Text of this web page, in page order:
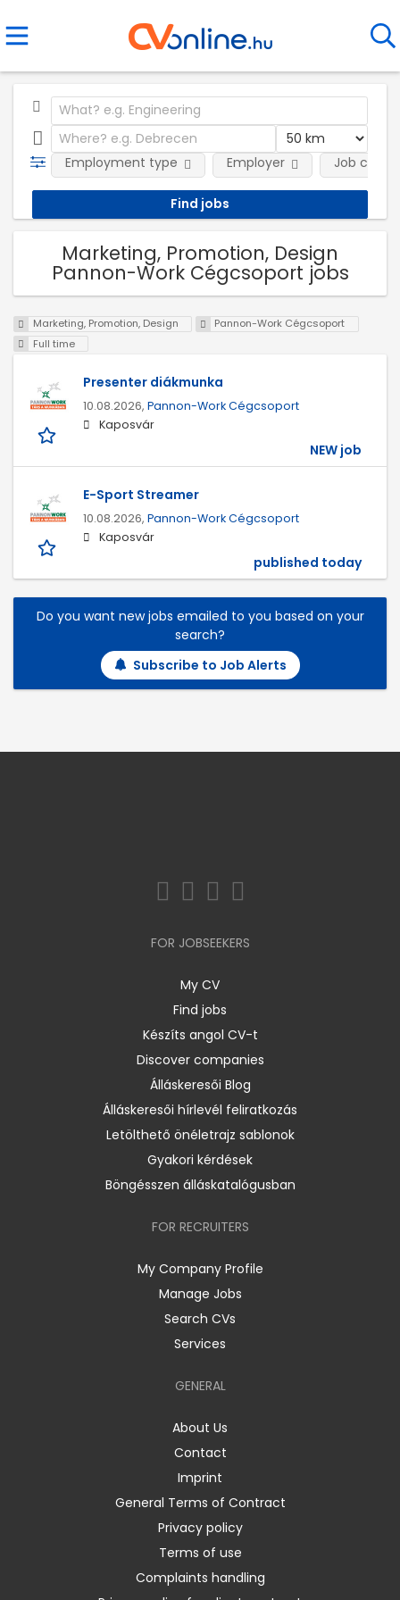
Employment type Employer Job
Marketing, Promotion, Design
Pannon-Work Cégcsoport jobs
Marketing, Promotion, Design
Pannon-Work Cégcsoport
Full time
Presenter diákmunka
10.08.2026, Pannon-Work Cégcsoport
Kaposvár
NEW job
E-Sport Streamer
10.08.2026, Pannon-Work Cégcsoport
Kaposvár
published today
Do you want new jobs emailed to you based on your
search?
Subscribe to Job Alerts
FOR JOBSEEKERS
My CV
Find jobs
Készíts angol CV-t
Discover companies
Álláskeresői Blog
Álláskeresői hírlevél feliratkozás
Letölthető önéletrajz sablonok
Gyakori kérdések
Böngésszen álláskatalógusban
FOR RECRUITERS
My Company Profile
Manage Jobs
Search CVs
Services
GENERAL
About Us
Contact
Imprint
General Terms of Contract
Privacy policy
Terms of use
Complaints handling